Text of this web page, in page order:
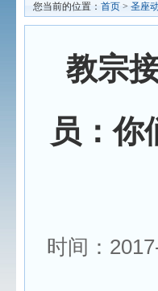
您当前的位置： 首页 > 圣座
教宗
员：你
时间：